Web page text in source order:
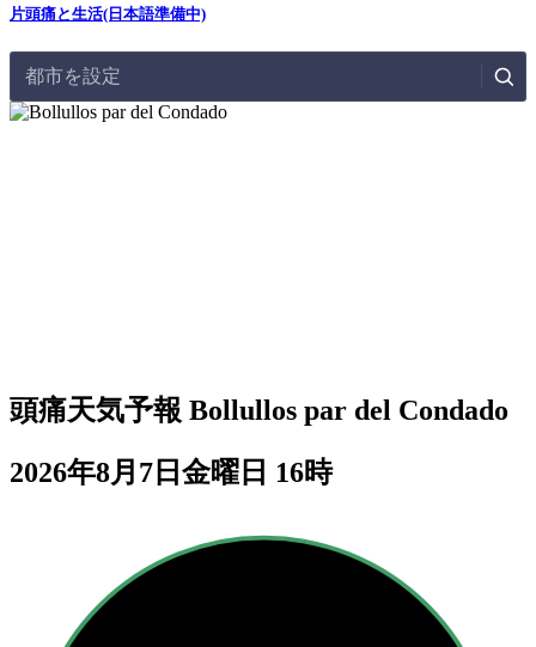
片頭痛と生活(日本語準備中)
都市を設定
頭痛天気予報 Bollullos par del Condado
2026年8月7日金曜日 16時